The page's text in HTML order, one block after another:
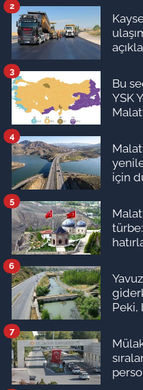
2
Bu
YSK
3
için
4
5
Peki,
6
7